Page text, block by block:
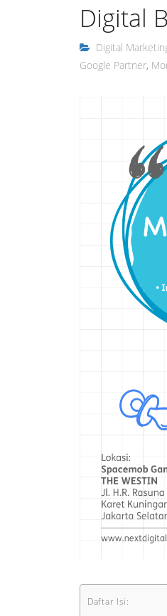
Digital
Digital
Google Partner,
Daftar Isi: